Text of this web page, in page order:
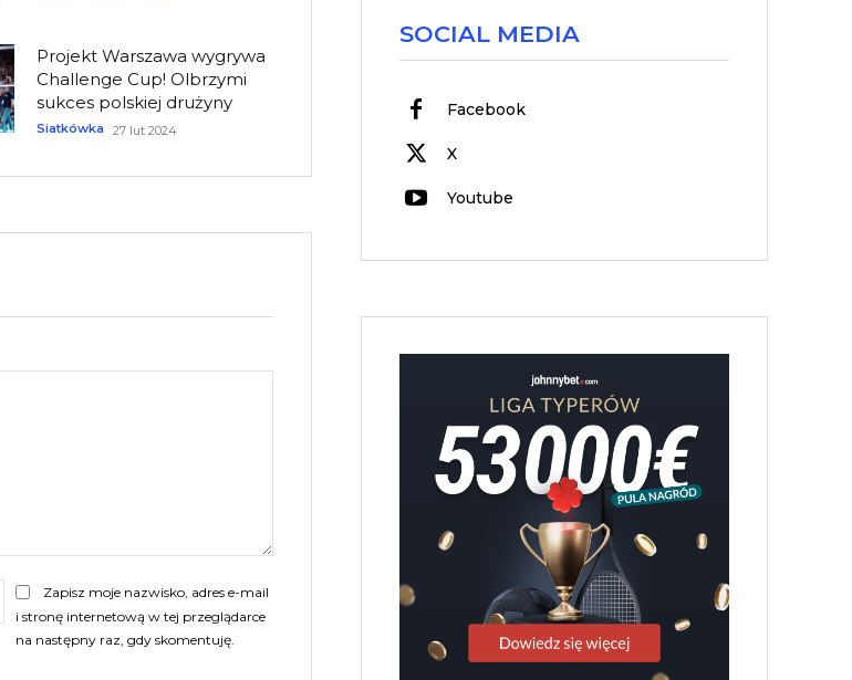
Projekt Warszawa wygrywa
Challenge Cup! Olbrzymi
sukces polskiej drużyny
Siatkówka 27 lut 2024
E-
mail:
Zapisz moje nazwisko, adres e-mail
i stronę internetową w tej przeglądarce
na następny raz, gdy skomentuję.
SOCIAL MEDIA
Facebook
X
Youtube